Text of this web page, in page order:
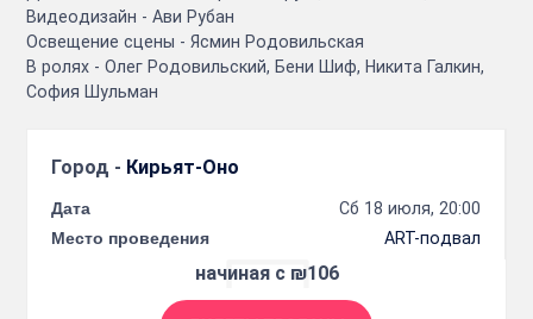
Видеодизайн - Ави Рубан
Освещение сцены - Ясмин Родовильская
В ролях - Олег Родовильский, Бени Шиф, Никита Галкин,
София Шульман
Город - Кирьят-Оно
Дата
Сб 18 июля, 20:00
Место проведения
ART-подвал
начиная с ₪106